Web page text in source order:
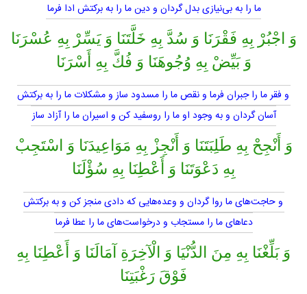
ما را به بى‌نيازى بدل گردان و دين ما را به بركتش ادا فرما
وَ اجْبُرْ بِهِ فَقْرَنَا وَ سُدَّ بِهِ خَلَّتَنَا وَ يَسِّرْ بِهِ عُسْرَنَا
وَ بَيِّضْ بِهِ وُجُوهَنَا وَ فُكَّ بِهِ أَسْرَنَا
و فقر ما را جبران فرما و نقص ما را مسدود ساز و مشكلات ما را به بركتش
آسان گردان و به وجود او ما را روسفيد كن و اسيران ما را آزاد ساز
وَ أَنْجِحْ بِهِ طَلِبَتَنَا وَ أَنْجِزْ بِهِ مَوَاعِيدَنَا وَ اسْتَجِبْ
بِهِ دَعْوَتَنَا وَ أَعْطِنَا بِهِ سُؤْلَنَا
و حاجت‌هاى ما روا گردان و وعده‌هايى كه دادى منجز كن و به بركتش
دعاهاى ما را مستجاب و درخواست‌هاى ما را عطا فرما
وَ بَلِّغْنَا بِهِ مِنَ الدُّنْيَا وَ الْآخِرَةِ آمَالَنَا وَ أَعْطِنَا بِهِ
فَوْقَ رَغْبَتِنَا